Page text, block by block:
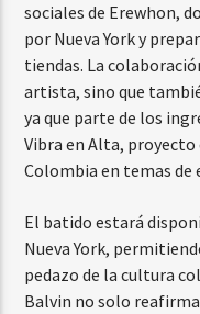
sociales de Erewhon,
por Nueva York y
tiendas. La
artista, sino que
ya que parte de los
Vibra en Alta, proyecto
Colombia en temas de
El batido estará
Nueva York,
pedazo de la cultura
Balvin no solo